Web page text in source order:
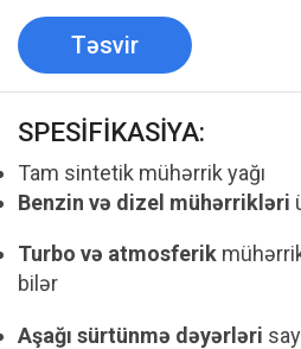
Təsvir
SPESİFİKASİYA:
Tam sintetik mühərrik yağı
Benzin və dizel mühərrikləri
Turbo və atmosferik
bilər
Aşağı sürtünmə dəyərləri